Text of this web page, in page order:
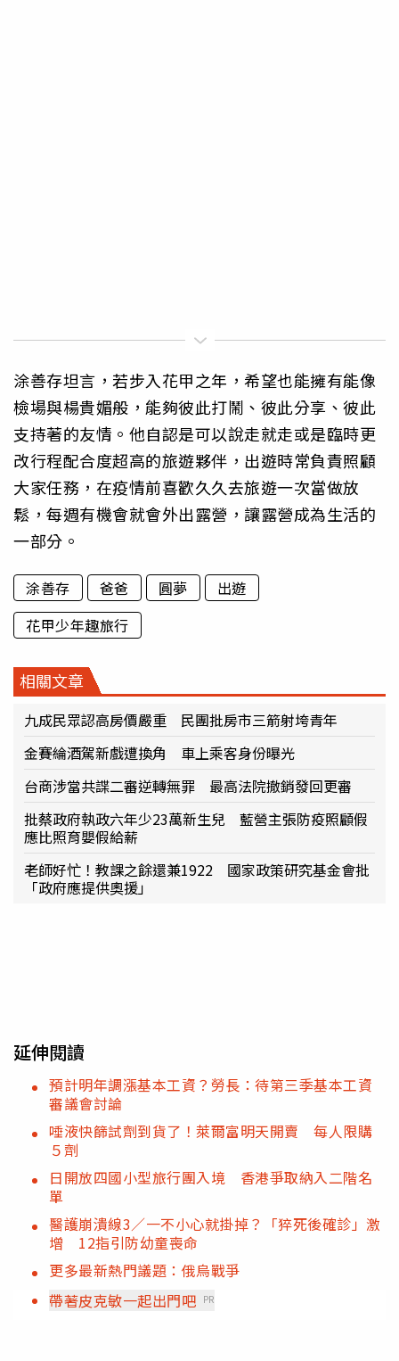
涂善存坦言，若步入花甲之年，希望也能擁有能像
檢場與楊貴媚般，能夠彼此打鬧、彼此分享、彼此
支持著的友情。他自認是可以說走就走或是臨時更
改行程配合度超高的旅遊夥伴，出遊時常負責照顧
大家任務，在疫情前喜歡久久去旅遊一次當做放
鬆，每週有機會就會外出露營，讓露營成為生活的
一部分。
涂善存 爸爸 圓夢
出遊
花甲少年趣旅行
相關文章
九成民眾認高房價嚴重 民團批房市三箭射垮青年
金賽綸酒駕新戲遭換角 車上乘客身份曝光
台商涉當共諜二審逆轉無罪 最高法院撤銷發回更審
批蔡政府執政六年少23萬新生兒 藍營主張防疫照顧假
應比照育嬰假給薪
老師好忙！教課之餘還兼1922 國家政策研究基金會批
「政府應提供奧援」
延伸閱讀
預計明年調漲基本工資？勞長：待第三季基本工資
審議會討論
唾液快篩試劑到貨了！萊爾富明天開賣 每人限購
５劑
日開放四國小型旅行團入境 香港爭取納入二階名
單
醫護崩潰線3／一不小心就掛掉？「猝死後確診」激
增 12指引防幼童喪命
更多最新熱門議題：俄烏戰爭
帶著皮克敏一起出門吧 PR